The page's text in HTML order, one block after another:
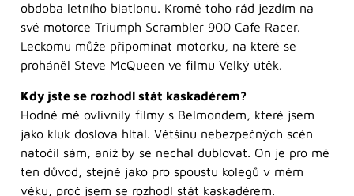
obdoba letního biatlonu. Kromě toho rád jezdím na
své motorce Triumph Scrambler 900 Cafe Racer.
Leckomu může připomínat motorku, na které se
proháněl Steve McQueen ve filmu Velký útěk.
Kdy jste se rozhodl stát kaskadérem?
Hodně mě ovlivnily filmy s Belmondem, které jsem
jako kluk doslova hltal. Většinu nebezpečných scén
natočil sám, aniž by se nechal dublovat. On je pro mě
ten důvod, stejně jako pro spoustu kolegů v mém
věku, proč jsem se rozhodl stát kaskadérem.